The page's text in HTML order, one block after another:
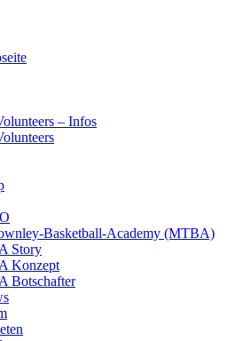
– Infos
Basketball-Academy (MTBA)
Story
Konzept
Botschafter